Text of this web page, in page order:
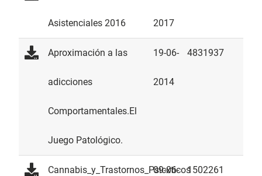
Asistenciales 2016 2017
Aproximación a las
adicciones
Comportamentales.El
Juego Patológico.
19-06-
2014
4831937
Cannabis_y_Trastornos_Psicxticos
09-06- 1502261